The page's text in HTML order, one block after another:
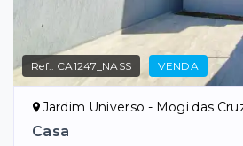
Ref.: CA1247_NASS VENDA
Jardim Universo - Mogi das
Casa